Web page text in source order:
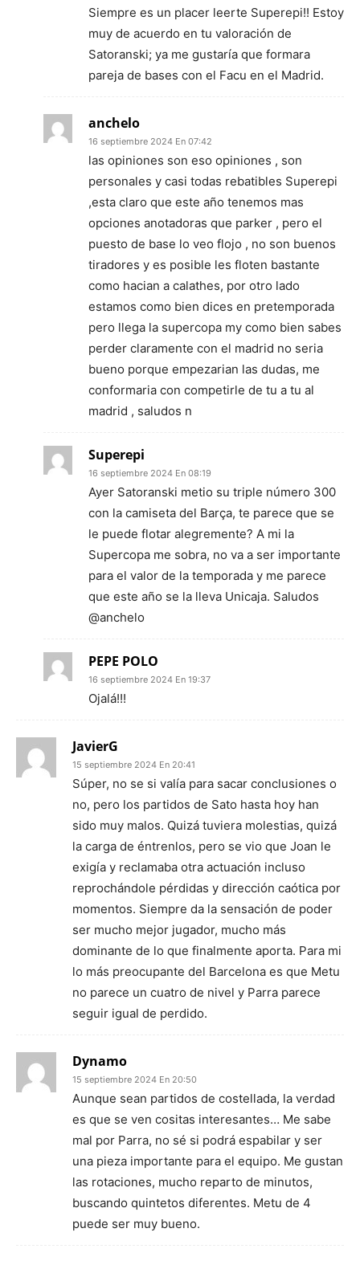
Siempre es un placer leerte Superepi!! Estoy
muy de acuerdo en tu valoración de
Satoranski; ya me gustaría que formara
pareja de bases con el Facu en el Madrid.
anchelo
16 septiembre 2024 En 07:42
las opiniones son eso opiniones , son
personales y casi todas rebatibles Superepi
,esta claro que este año tenemos mas
opciones anotadoras que parker , pero el
puesto de base lo veo flojo , no son buenos
tiradores y es posible les floten bastante
como hacian a calathes, por otro lado
estamos como bien dices en pretemporada
pero llega la supercopa my como bien sabes
perder claramente con el madrid no seria
bueno porque empezarian las dudas, me
conformaria con competirle de tu a tu al
madrid , saludos n
Superepi
16 septiembre 2024 En 08:19
Ayer Satoranski metio su triple número 300
con la camiseta del Barça, te parece que se
le puede flotar alegremente? A mi la
Supercopa me sobra, no va a ser importante
para el valor de la temporada y me parece
que este año se la lleva Unicaja. Saludos
@anchelo
PEPE POLO
16 septiembre 2024 En 19:37
Ojalá!!!
JavierG
15 septiembre 2024 En 20:41
Súper, no se si valía para sacar conclusiones o
no, pero los partidos de Sato hasta hoy han
sido muy malos. Quizá tuviera molestias, quizá
la carga de éntrenlos, pero se vio que Joan le
exigía y reclamaba otra actuación incluso
reprochándole pérdidas y dirección caótica por
momentos. Siempre da la sensación de poder
ser mucho mejor jugador, mucho más
dominante de lo que finalmente aporta. Para mi
lo más preocupante del Barcelona es que Metu
no parece un cuatro de nivel y Parra parece
seguir igual de perdido.
Dynamo
15 septiembre 2024 En 20:50
Aunque sean partidos de costellada, la verdad
es que se ven cositas interesantes… Me sabe
mal por Parra, no sé si podrá espabilar y ser
una pieza importante para el equipo. Me gustan
las rotaciones, mucho reparto de minutos,
buscando quintetos diferentes. Metu de 4
puede ser muy bueno.